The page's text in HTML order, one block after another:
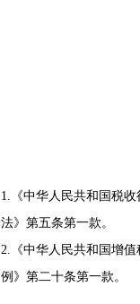
1.《中华人民共和国税收
法》第五条第一款。
2.《中华人民共和国增值
例》第二十条第一款。